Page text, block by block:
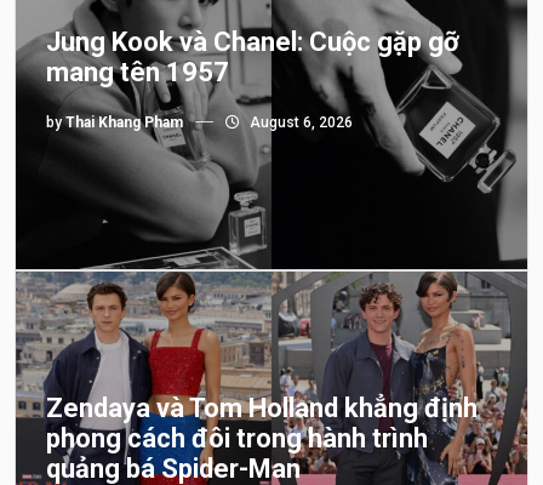
Jung Kook và Chanel: Cuộc gặp gỡ
mang tên 1957
byThai Khang Pham August 6, 2026
Zendaya và Tom Holland khẳng định
phong cách đôi trong hành trình
quảng bá Spider-Man